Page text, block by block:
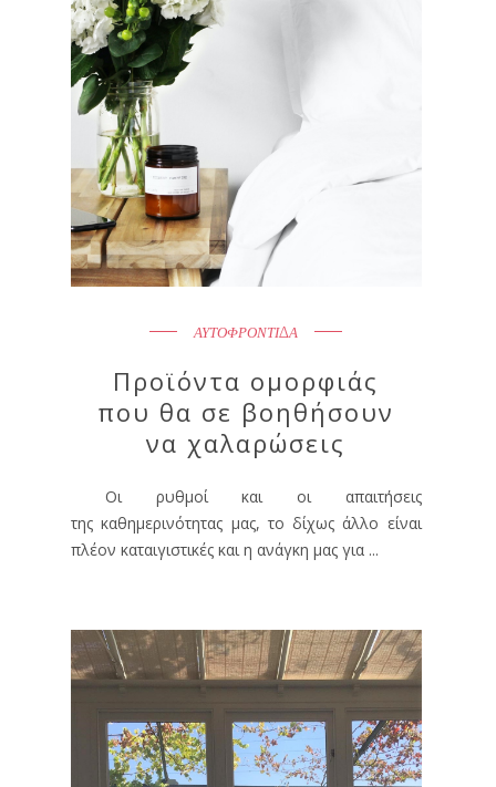
ΑΥΤΟΦΡΟΝΤΙΔΑ
Προϊόντα ομορφιάς
που θα σε βοηθήσουν
να χαλαρώσεις
Οι ρυθμοί και οι απαιτήσεις
της καθημερινότητας μας, το δίχως άλλο είναι
πλέον καταιγιστικές και η ανάγκη μας για ...